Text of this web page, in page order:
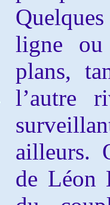
ligne ou
plans,
l’autre
ailleurs.
de Léon